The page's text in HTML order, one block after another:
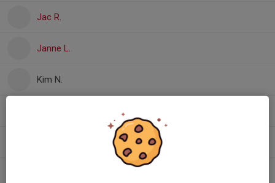
Jac R.
Janne L.
Kim N.